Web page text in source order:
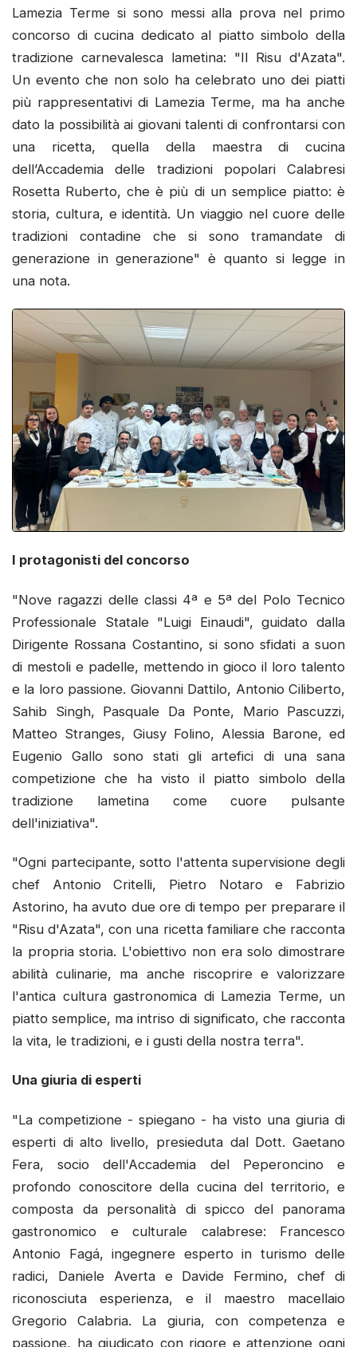
Lamezia Terme si sono messi alla prova nel primo
concorso di cucina dedicato al piatto simbolo della
tradizione carnevalesca lametina: "Il Risu d'Azata".
Un evento che non solo ha celebrato uno dei piatti
più rappresentativi di Lamezia Terme, ma ha anche
dato la possibilità ai giovani talenti di confrontarsi con
una ricetta, quella della maestra di cucina
dell’Accademia delle tradizioni popolari Calabresi
Rosetta Ruberto, che è più di un semplice piatto: è
storia, cultura, e identità. Un viaggio nel cuore delle
tradizioni contadine che si sono tramandate di
generazione in generazione" è quanto si legge in
una nota.
I protagonisti del concorso
"Nove ragazzi delle classi 4ª e 5ª del Polo Tecnico
Professionale Statale "Luigi Einaudi", guidato dalla
Dirigente Rossana Costantino, si sono sfidati a suon
di mestoli e padelle, mettendo in gioco il loro talento
e la loro passione. Giovanni Dattilo, Antonio Ciliberto,
Sahib Singh, Pasquale Da Ponte, Mario Pascuzzi,
Matteo Stranges, Giusy Folino, Alessia Barone, ed
Eugenio Gallo sono stati gli artefici di una sana
competizione che ha visto il piatto simbolo della
tradizione lametina come cuore pulsante
dell'iniziativa".
"Ogni partecipante, sotto l'attenta supervisione degli
chef Antonio Critelli, Pietro Notaro e Fabrizio
Astorino, ha avuto due ore di tempo per preparare il
"Risu d'Azata", con una ricetta familiare che racconta
la propria storia. L'obiettivo non era solo dimostrare
abilità culinarie, ma anche riscoprire e valorizzare
l'antica cultura gastronomica di Lamezia Terme, un
piatto semplice, ma intriso di significato, che racconta
la vita, le tradizioni, e i gusti della nostra terra".
Una giuria di esperti
"La competizione - spiegano - ha visto una giuria di
esperti di alto livello, presieduta dal Dott. Gaetano
Fera, socio dell'Accademia del Peperoncino e
profondo conoscitore della cucina del territorio, e
composta da personalità di spicco del panorama
gastronomico e culturale calabrese: Francesco
Antonio Fagá, ingegnere esperto in turismo delle
radici, Daniele Averta e Davide Fermino, chef di
riconosciuta esperienza, e il maestro macellaio
Gregorio Calabria. La giuria, con competenza e
passione, ha giudicato con rigore e attenzione ogni